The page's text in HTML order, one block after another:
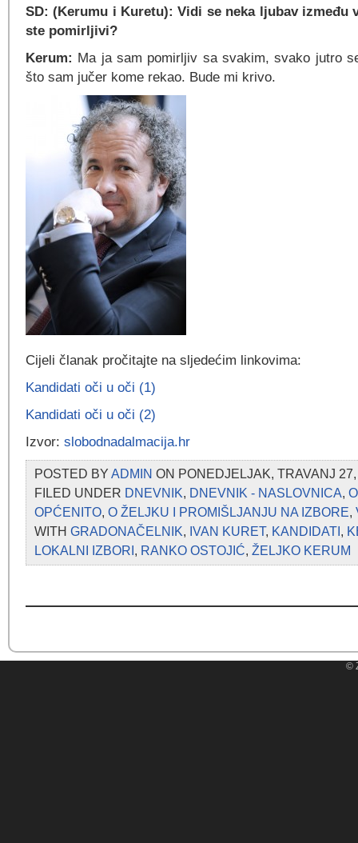
SD: (Kerumu i Kuretu): Vidi se neka ljubav između
ste pomirljivi?
Kerum: Ma ja sam pomirljiv sa svakim, svako jutro
što sam jučer kome rekao. Bude mi krivo.
Cijeli članak pročitajte na sljedećim linkovima:
Kandidati oči u oči (1)
Kandidati oči u oči (2)
Izvor: slobodnadalmacija.hr
POSTED BY ADMIN ON PONEDJELJAK, TRAVANJ
FILED UNDER DNEVNIK, DNEVNIK - NASLOVNICA,
OPĆENITO, O ŽELJKU I PROMIŠLJANJU NA IZBORE,
WITH GRADONAČELNIK, IVAN KURET, KANDIDATI ,
LOKALNI IZBORI , RANKO OSTOJIĆ, ŽELJKO KERUM
©